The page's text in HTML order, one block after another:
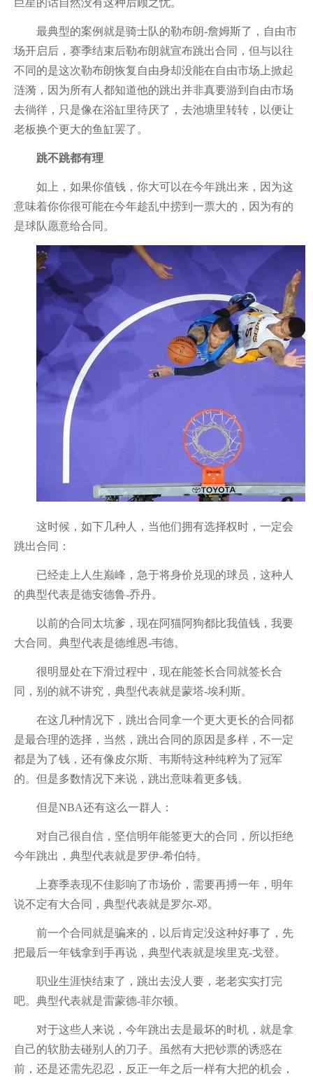
最典型的案例就是骑士队的勒布朗-詹姆斯了，自由市
场开启后，赛季结束后勒布朗就宣布跳出合同，但与以往
不同的是这次勒布朗恢复自由身却没能在自由市场上掀起
涟漪，因为所有人都知道他的跳出并非真要游到自由市场
去徜徉，只是像在浴缸里待厌了，去池塘里转转，以便让
老板换个更大的鱼缸罢了。
跳不跳都有理
如上，如果你值钱，你大可以在今年跳出来，因为这
意味着你你很可能在今年趁乱中捞到一票大的，因为有的
是球队愿意给合同。
这时候，如下几种人，当他们拥有选择权时，一定会
跳出合同：
已经走上人生巅峰，急于将身价兑现的球员，这种人
的典型代表是德安德鲁-乔丹。
以前的合同太坑爹，现在阿猫阿狗都比我值钱，我要
大合同。典型代表是德维恩-韦德。
很明显处在下滑过程中，现在能签长合同就签长合
同，别的就不讲究，典型代表就是蒙塔-埃利斯。
在这几种情况下，跳出合同拿一个更大更长的合同都
是最合理的选择，当然，跳出合同的原因是多样，不一定
都是为了钱，还有像皮尔斯、韦斯特这种纯粹为了冠军
的。但是多数情况下来说，跳出意味着更多钱。
但是NBA还有这么一群人：
对自己很自信，坚信明年能签更大的合同，所以拒绝
今年跳出，典型代表就是罗伊-希伯特。
上赛季表现不佳影响了市场价，需要再搏一年，明年
说不定有大合同，典型代表就是罗尔-邓。
前一个合同就是骗来的，以后肯定没这种好事了，先
把最后一年钱拿到手再说，典型代表就是埃里克-戈登。
职业生涯快结束了，跳出去没人要，老老实实打完
吧。典型代表就是雷蒙德-菲尔顿。
对于这些人来说，今年跳出去是最坏的时机，就是拿
自己的软肋去碰别人的刀子。虽然有大把钞票的诱惑在
前，还是还需先忍忍，反正一年之后一样有大把的机会，